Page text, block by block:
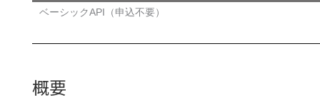
ベーシックAPI（申込不要）
概要